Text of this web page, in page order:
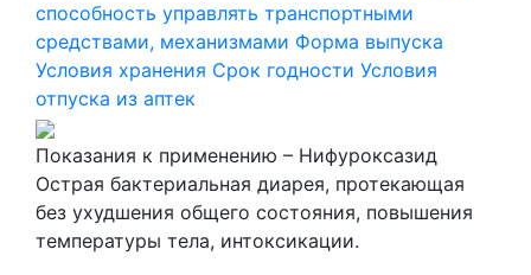
способность управлять транспортными
средствами, механизмами Форма выпуска
Условия хранения Срок годности Условия
отпуска из аптек
Показания к применению – Нифуроксазид
Острая бактериальная диарея, протекающая
без ухудшения общего состояния, повышения
температуры тела, интоксикации.